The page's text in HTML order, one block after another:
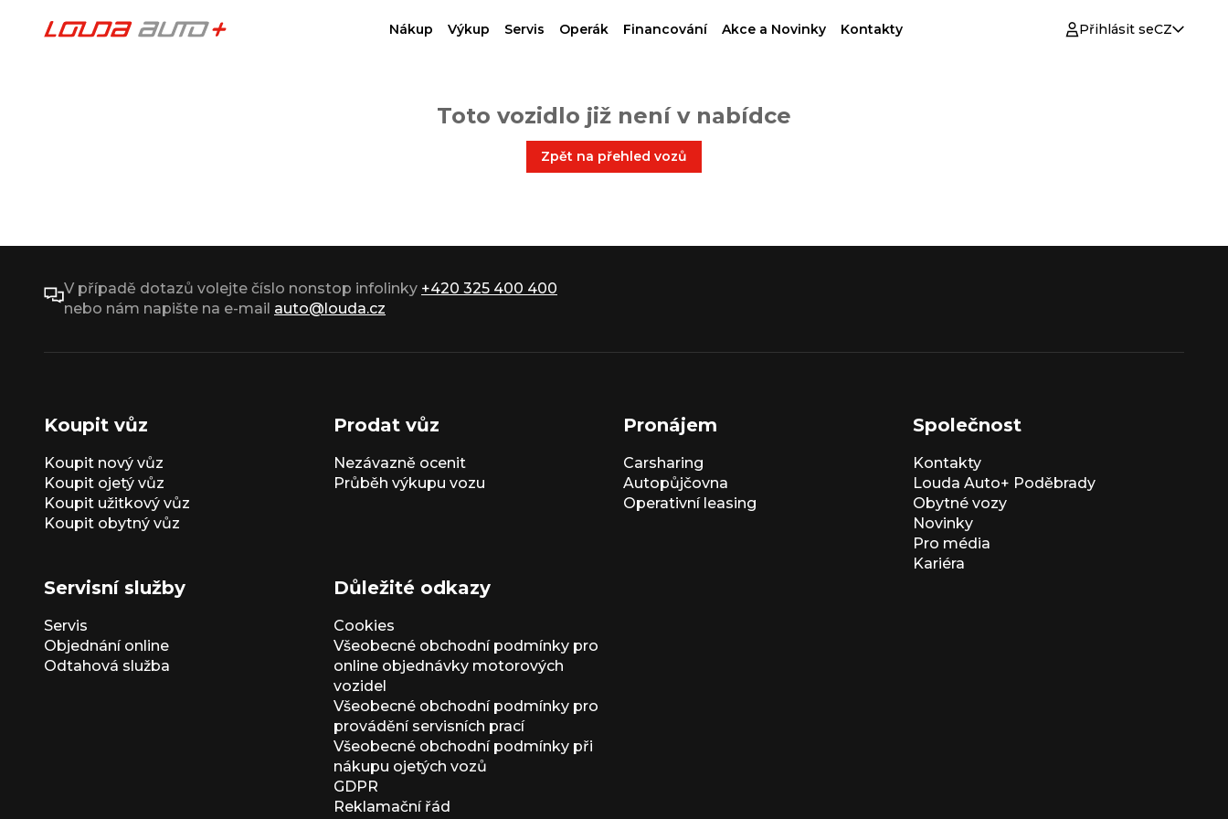
Nákup Výkup Servis Operák Financování Akce a Novinky Kontakty Přihlásit seCZ
Toto vozidlo již není v nabídce
Zpět na přehled vozů
V případě dotazů volejte číslo nonstop infolinky +420 325 400 400
nebo nám napište na e-mail auto@louda.cz
Koupit vůz
Koupit nový vůz
Koupit ojetý vůz
Koupit užitkový vůz
Koupit obytný vůz
Prodat vůz
Nezávazně ocenit
Průběh výkupu vozu
Pronájem
Carsharing
Autopůjčovna
Operativní leasing
Společnost
Kontakty
Louda Auto+ Poděbrady
Obytné vozy
Novinky
Pro média
Kariéra
Servisní služby
Servis
Objednání online
Odtahová služba
Důležité odkazy
Cookies
Všeobecné obchodní podmínky pro
online objednávky motorových
vozidel
Všeobecné obchodní podmínky pro
provádění servisních prací
Všeobecné obchodní podmínky při
nákupu ojetých vozů
GDPR
Reklamační řád